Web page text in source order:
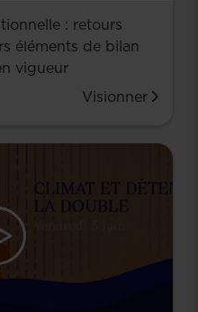
: retours
éléments de bilan
vigueur
Visionner